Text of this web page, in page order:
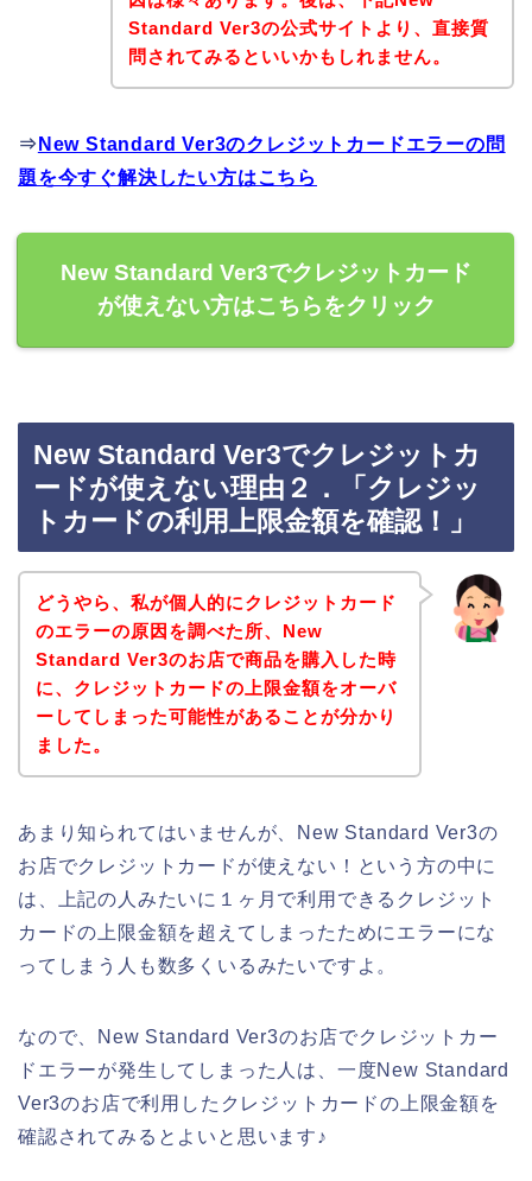
Standard Ver3の公式サイトより、直接質
問されてみるといいかもしれません。
⇒ New Standard Ver3のクレジットカードエラーの問
題を今すぐ解決したい方はこちら
New Standard Ver3でクレジットカード
が使えない方はこちらをクリック
New Standard Ver3でクレジットカ
ードが使えない理由２．「クレジッ
トカードの利用上限金額を確認！」
どうやら、私が個人的にクレジットカード
のエラーの原因を調べた所、New
Standard Ver3のお店で商品を購入した時
に、クレジットカードの上限金額をオーバ
ーしてしまった可能性があることが分かり
ました。
あまり知られてはいませんが、New Standard Ver3の
お店でクレジットカードが使えない！という方の中に
は、上記の人みたいに１ヶ月で利用できるクレジット
カードの上限金額を超えてしまったためにエラーにな
ってしまう人も数多くいるみたいですよ。
なので、New Standard Ver3のお店でクレジットカー
ドエラーが発生してしまった人は、一度New Standard
Ver3のお店で利用したクレジットカードの上限金額を
確認されてみるとよいと思います♪